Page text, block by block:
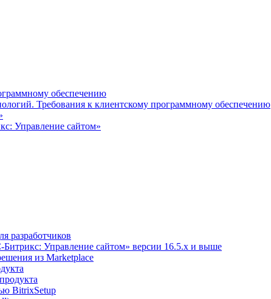
обеспечению
Требования к клиентскому программному обеспечению
Управление сайтом»
разработчиков
Битрикс: Управление сайтом» версии 16.5.х и выше
из Marketplace
BitrixSetup